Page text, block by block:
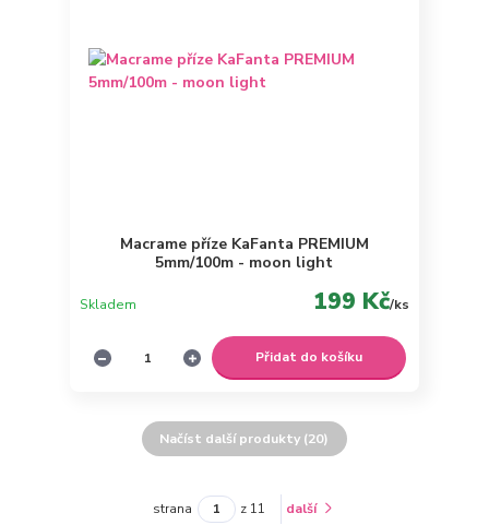
Macrame příze KaFanta PREMIUM
5mm/100m - moon light
199 Kč/ks
Skladem
Přidat do košíku
Načíst další produkty (20)
strana z 11 další